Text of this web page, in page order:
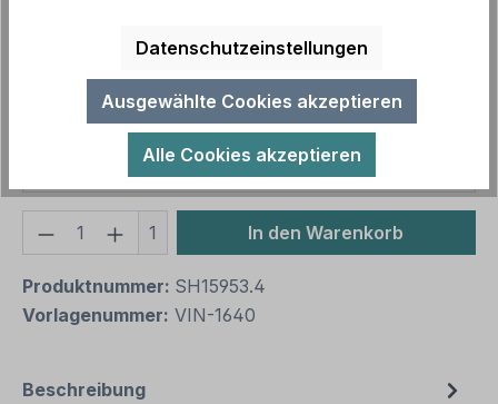
Gesamtpreis
65,69 €
Preise inkl. MwSt. zzgl. Versandkosten
Aufgrund von Neuberechnungen im Warenkorb sind
abweichende Endpreise möglich.
Produkt Anzahl: Gib den
1 In den Warenkorb
Produktnummer: SH15953.4
Vorlagenummer: VIN-1640
Beschreibung
Datenschutzeinstellungen
Ausgewählte Cookies akzeptieren
Alle Cookies akzeptieren